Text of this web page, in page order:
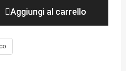
Aggiungi al carrello